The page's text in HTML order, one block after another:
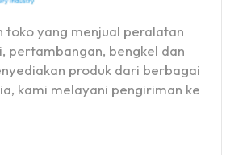
toko yang menjual peralatan
pertambangan, bengkel dan
produk dari berbagai
kami melayani pengiriman ke